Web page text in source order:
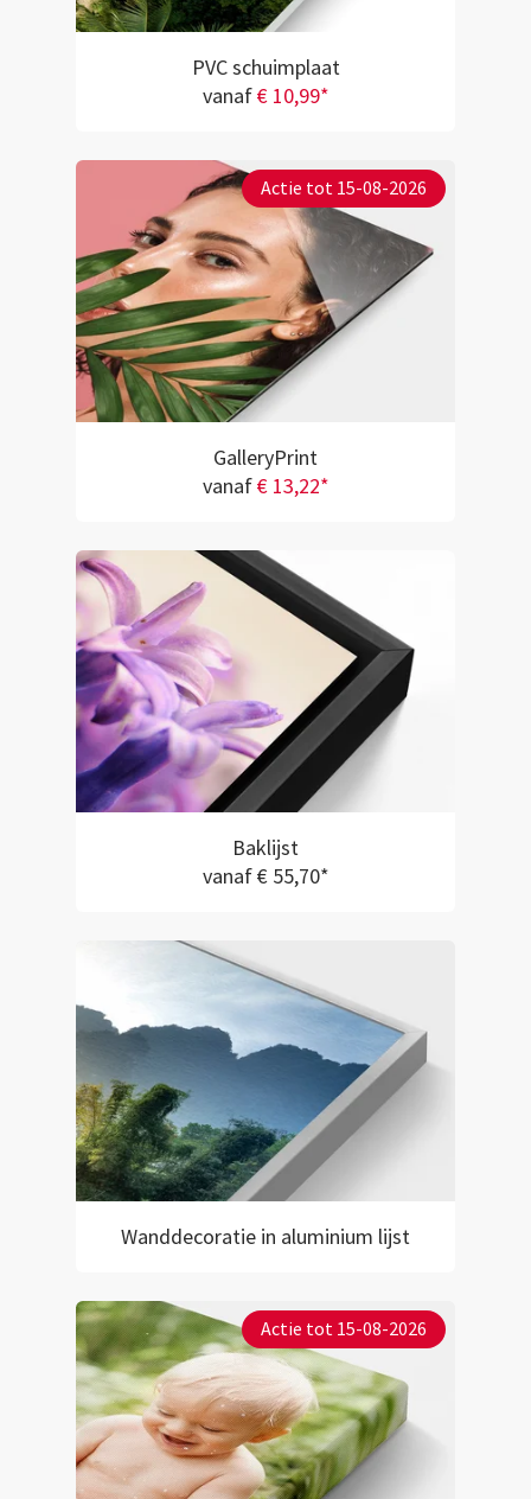
PVC schuimplaat
vanaf€ 10,99*
Actie tot 15-08-2026
GalleryPrint
vanaf€ 13,22*
Baklijst
vanaf € 55,70*
Wanddecoratie in aluminium lijst
Actie tot 15-08-2026